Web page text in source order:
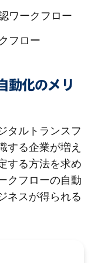
ワークフロー
フロー
動化のメリ
タルトランスフ
する企業が増え
する方法を求め
クフローの自動
ネスが得られる